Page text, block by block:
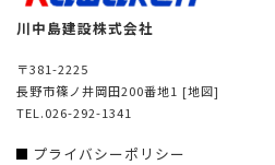
川中島建設株式会社
〒381-2225
長野市篠ノ井岡田200番地1 [地図]
TEL.026-292-1341
プライバシーポリシー